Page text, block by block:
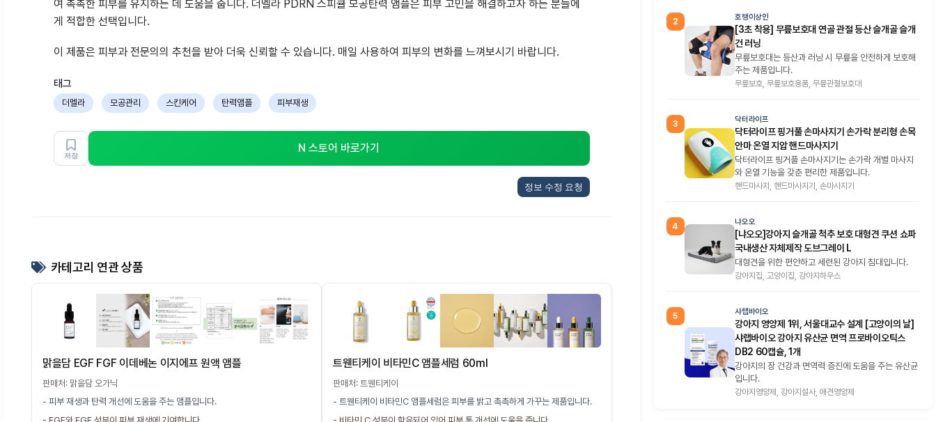
여 촉촉한 피부를 유지하는 데 도움을 줍니다. 더멜라 PDRN 스피큘 모공탄력 앰플은 피부 고민을 해결하고자 하는 분들에
게 적합한 선택입니다.
이 제품은 피부과 전문의의 추천을 받아 더욱 신뢰할 수 있습니다. 매일 사용하여 피부의 변화를 느껴보시기 바랍니다.
태그
더멜라 모공관리 스킨케어 탄력앰플 피부재생
저장
N 스토어 바로가기
정보 수정 요청
카테고리 연관 상품
맑을담 EGF FGF 이데베논 이지에프 원액 앰플
판매처: 맑을담 오가닉
- 피부 재생과 탄력 개선에 도움을 주는 앰플입니다.
트웬티케이 비타민C 앰플세럼 60ml
판매처: 트웬티케이
- 트웬티케이 비타민C 앰플세럼은 피부를 밝고 촉촉하게 가꾸는 제품입니다.
2 호랭이상인
[3초 착용] 무릎보호대 연골 관절 등산 슬개골 슬개
건 러닝
무릎보호대는 등산과 러닝 시 무릎을 안전하게 보호해
주는 제품입니다.
무릎보호, 무릎보호용품, 무릎관절보호대
3 닥터라이프
닥터라이프 핑거풀 손마사지기 손가락 분리형 손목
안마 온열 지압 핸드마사지기
닥터라이프 핑거풀 손마사지기는 손가락 개별 마사지
와 온열 기능을 갖춘 편리한 제품입니다.
핸드마사지, 핸드마사지기, 손마사지기
4 냐오오
[냐오오]강아지 슬개골 척추 보호 대형견 쿠션 쇼파
국내생산 자체제작 도브그레이 L
대형견을 위한 편안하고 세련된 강아지 침대입니다.
강아지집, 고양이집, 강아지하우스
5 샤랩바이오
강아지 영양제 1위, 서울대교수 설계 [고양이의 날]
샤랩바이오 강아지 유산균 면역 프로바이오틱스
DB2 60캡슐, 1개
강아지의 장 건강과 면역력 증진에 도움을 주는 유산균
입니다.
강아지영양제, 강아지설사, 애견영양제